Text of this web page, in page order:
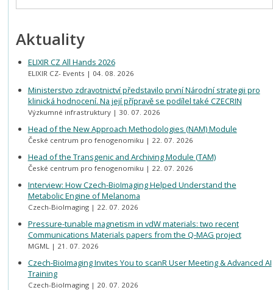
Aktuality
ELIXIR CZ All Hands 2026
ELIXIR CZ- Events 04. 08. 2026
Ministerstvo zdravotnictví představilo první Národní strategii pro
klinická hodnocení. Na její přípravě se podílel také CZECRIN
Výzkumné infrastruktury 30. 07. 2026
Head of the New Approach Methodologies (NAM) Module
České centrum pro fenogenomiku 22. 07. 2026
Head of the Transgenic and Archiving Module (TAM)
České centrum pro fenogenomiku 22. 07. 2026
Interview: How Czech-BioImaging Helped Understand the
Metabolic Engine of Melanoma
Czech-BioImaging 22. 07. 2026
Pressure-tunable magnetism in vdW materials: two recent
Communications Materials papers from the Q-MAG project
MGML 21. 07. 2026
Czech-BioImaging Invites You to scanR User Meeting & Advanced AI
Training
Czech-BioImaging 20. 07. 2026